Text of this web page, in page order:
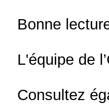
Bonne
L'équipe de
Consultez